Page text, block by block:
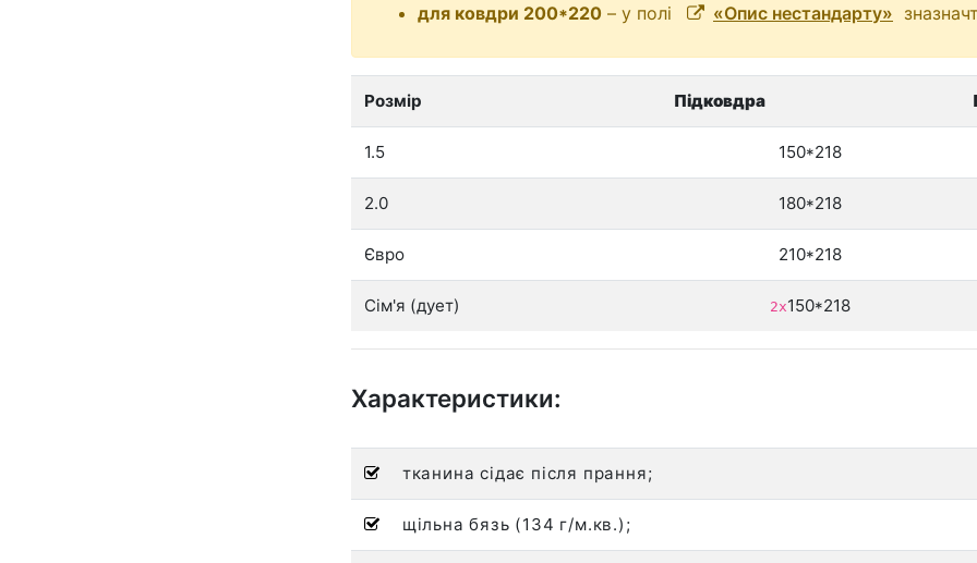
для ковдри 200*220 – у полі «Опис нестандарту»
Розмір Підковдра
1.5 150*218
2.0 180*218
Євро 210*218
Сім'я (дует) 2х150*218
Характеристики:
тканина сідає після прання;
щільна бязь (134 г/м.кв.);